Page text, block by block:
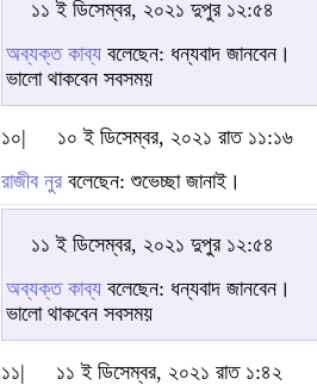
১১ ই ডিসেম্বর, ২০২১ দুপুর ১২:৫৪
অব্যক্ত কাব্য বলেছেন: ধন্যবাদ জানবেন।
ভালো থাকবেন সবসময়
১০|
১০ ই ডিসেম্বর, ২০২১ রাত ১১:১৬
রাজীব নুর বলেছেন: শুভেচ্ছা জানাই।
১১ ই ডিসেম্বর, ২০২১ দুপুর ১২:৫৪
অব্যক্ত কাব্য বলেছেন: ধন্যবাদ জানবেন।
ভালো থাকবেন সবসময়
১১|
১১ ই ডিসেম্বর, ২০২১ রাত ১:৪২